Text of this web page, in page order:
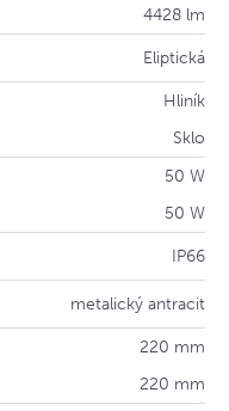
4428 lm
Eliptická
Hliník
Sklo
50 W
50 W
IP66
metalický antracit
220 mm
220 mm